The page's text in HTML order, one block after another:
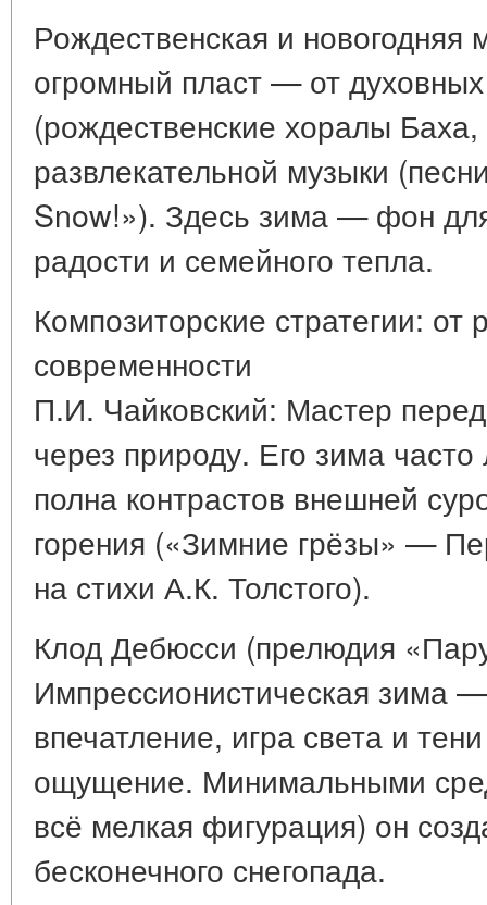
Рождественская и
огромный пласт — от
(рождественские хоралы
развлекательной музыки
Snow!»). Здесь зима — фон
радости и семейного тепла.
Композиторские стратегии: от
современности
П.И. Чайковский: Мастер
через природу. Его зима
полна контрастов внешней
горения («Зимние грёзы» —
на стихи А.К. Толстого).
Клод Дебюсси (прелюдия
Импрессионистическая зима
впечатление, игра света и
ощущение. Минимальными
всё мелкая фигурация) он
бесконечного снегопада.